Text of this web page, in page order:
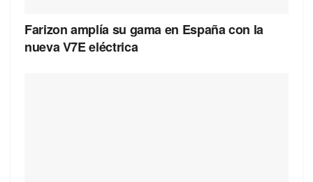
Farizon amplía su gama en España con la
nueva V7E eléctrica